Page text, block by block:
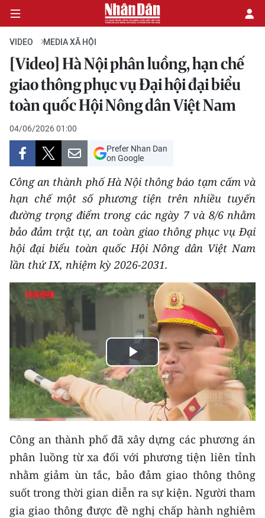
CHÍNH TRỊ
KINH TẾ
VĂN HÓA
XÃ HỘI
PHÁP LUẬT
DU LỊCH
THẾ GIỚI
THỂ THAO
GIÁO DỤC
KHOA HỌC - CÔNG NGHỆ
MÔI TRƯỜNG
BẠN ĐỌC
KIỂM CHỨNG THÔNG TIN
TRI THỨC CHUYÊN SÂU
54 DÂN TỘC VIỆT NAM
VIDEO MEDIA XÃ HỘI
[Video] Hà Nội phân luồng, hạn chế
giao thông phục vụ Đại hội đại biểu
toàn quốc Hội Nông dân Việt Nam
04/06/2026 01:00
Prefer Nhan Dan
on Google
Công an thành phố Hà Nội thông báo tạm cấm và
hạn chế một số phương tiện trên nhiều tuyến
đường trọng điểm trong các ngày 7 và 8/6 nhằm
bảo đảm trật tự, an toàn giao thông phục vụ Đại
hội đại biểu toàn quốc Hội Nông dân Việt Nam
lần thứ IX, nhiệm kỳ 2026-2031.
Play
Video
Công an thành phố đã xây dựng các phương án
phân luồng từ xa đối với phương tiện liên tỉnh
nhằm giảm ùn tắc, bảo đảm giao thông thông
suốt trong thời gian diễn ra sự kiện. Người tham
gia giao thông được đề nghị chấp hành nghiêm